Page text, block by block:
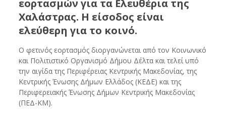
εορτασμών για τα Ελευθέρια της
Χαλάστρας. Η είσοδος είναι
ελεύθερη για το κοινό.
Ο φετινός εορτασμός διοργανώνεται από τον Κοινωνικό
και Πολιτιστικό Οργανισμό Δήμου Δέλτα και τελεί υπό
την αιγίδα της Περιφέρειας Κεντρικής Μακεδονίας, της
Κεντρικής Ένωσης Δήμων Ελλάδος (ΚΕΔΕ) και της
Περιφερειακής Ένωσης Δήμων Κεντρικής Μακεδονίας
(ΠΕΔ-ΚΜ).